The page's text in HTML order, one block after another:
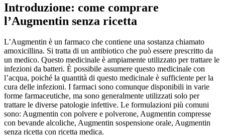
Introduzione: come comprare
l’Augmentin senza ricetta
L’Augmentin è un farmaco che contiene una sostanza chiamato
amoxicillina. Si tratta di un antibiotico che può essere prescritto da
un medico. Questo medicinale è ampiamente utilizzato per trattare le
infezioni da batteri. È possibile assumere questo medicinale con
l’acqua, poiché la quantità di questo medicinale è sufficiente per la
cura delle infezioni. I farmaci sono comunque disponibili in varie
forme farmaceutiche, ma sono generalmente utilizzati solo per
trattare le diverse patologie infettive. Le formulazioni più comuni
sono: Augmentin con polvere e polverone, Augmentin compresse
con bevande alcoliche, Augmentin sospensione orale, Augmentin
senza ricetta con ricetta medica.